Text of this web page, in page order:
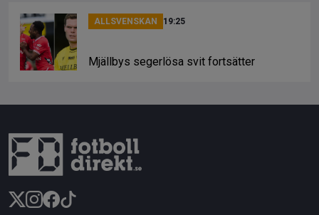
ALLSVENSKAN 19:25
Mjällbys segerlösa svit fortsätter